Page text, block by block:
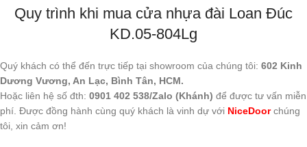
Quy trình khi mua cửa nhựa đài Loan Đúc
KD.05-804Lg
Quý khách có thể đến trực tiếp tại showroom của chúng tôi: 602 Kinh
Dương Vương, An Lạc, Bình Tân, HCM.
Hoặc liên hệ số đth: 0901 402 538/Zalo (Khánh) để được tư vấn miễn
phí. Được đồng hành cùng quý khách là vinh dự với NiceDoorchúng
tôi, xin cảm ơn!